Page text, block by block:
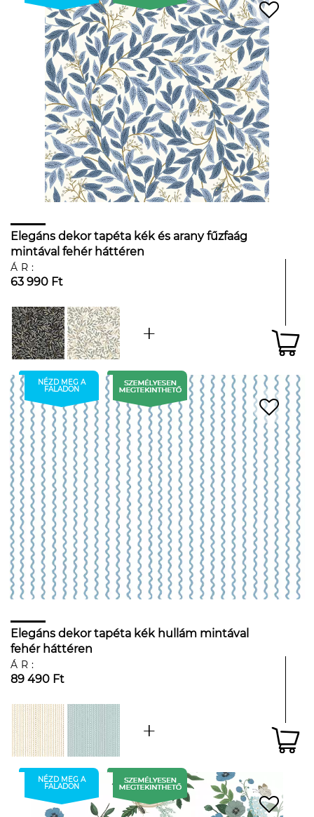
Elegáns dekor tapéta kék és arany fűzfaág
mintával fehér háttéren
ÁR:
63 990 Ft
NÉZD MEG A
FALADON
Elegáns dekor tapéta kék hullám mintával
fehér háttéren
ÁR:
89 490 Ft
NÉZD MEG A
FALADON